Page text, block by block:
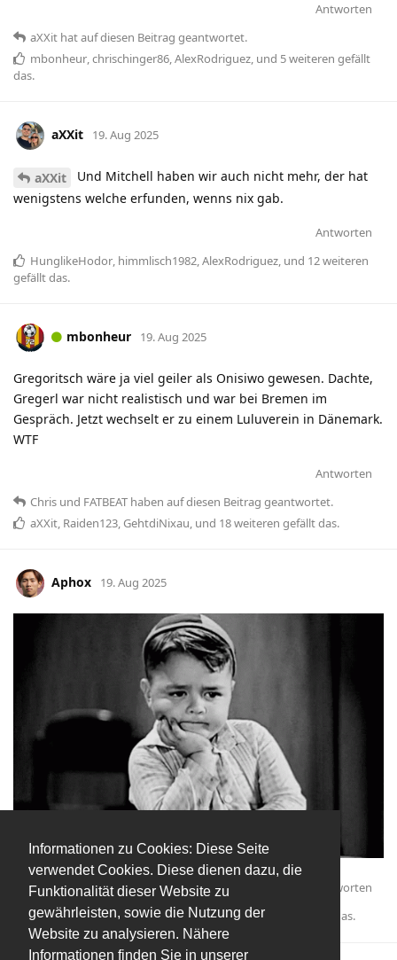
Informationen zu Cookies: Diese Seite
verwendet Cookies. Diese dienen dazu, die
Funktionalität dieser Website zu
gewährleisten, sowie die Nutzung der
Website zu analysieren. Nähere
Informationen finden Sie in unserer
Antworten
aXXit hatauf diesen Beitrag geantwortet.
mbonheur,chrischinger86,AlexRodriguez, und 5weiteren gefällt
das.
aXXit 19. Aug 2025
aXXit
Und Mitchell haben wir auch nicht mehr, der hat
wenigstens welche erfunden, wenns nix gab.
Antworten
HunglikeHodor, himmlisch1982,AlexRodriguez, und 12weiteren
gefällt das.
mbonheur 19. Aug 2025
Gregoritsch wäre ja viel geiler als Onisiwo gewesen. Dachte,
Gregerl war nicht realistisch und war bei Bremen im
Gespräch. Jetzt wechselt er zu einem Luluverein in Dänemark.
WTF
Antworten
Chris und FATBEAT haben auf diesen Beitrag geantwortet.
aXXit, Raiden123, GehtdiNixau, und 18weiteren gefällt das.
Aphox 19. Aug 2025
Antworten
Raiden123,GehtdiNixau, The_Patient, undFelix_09 gefällt das.